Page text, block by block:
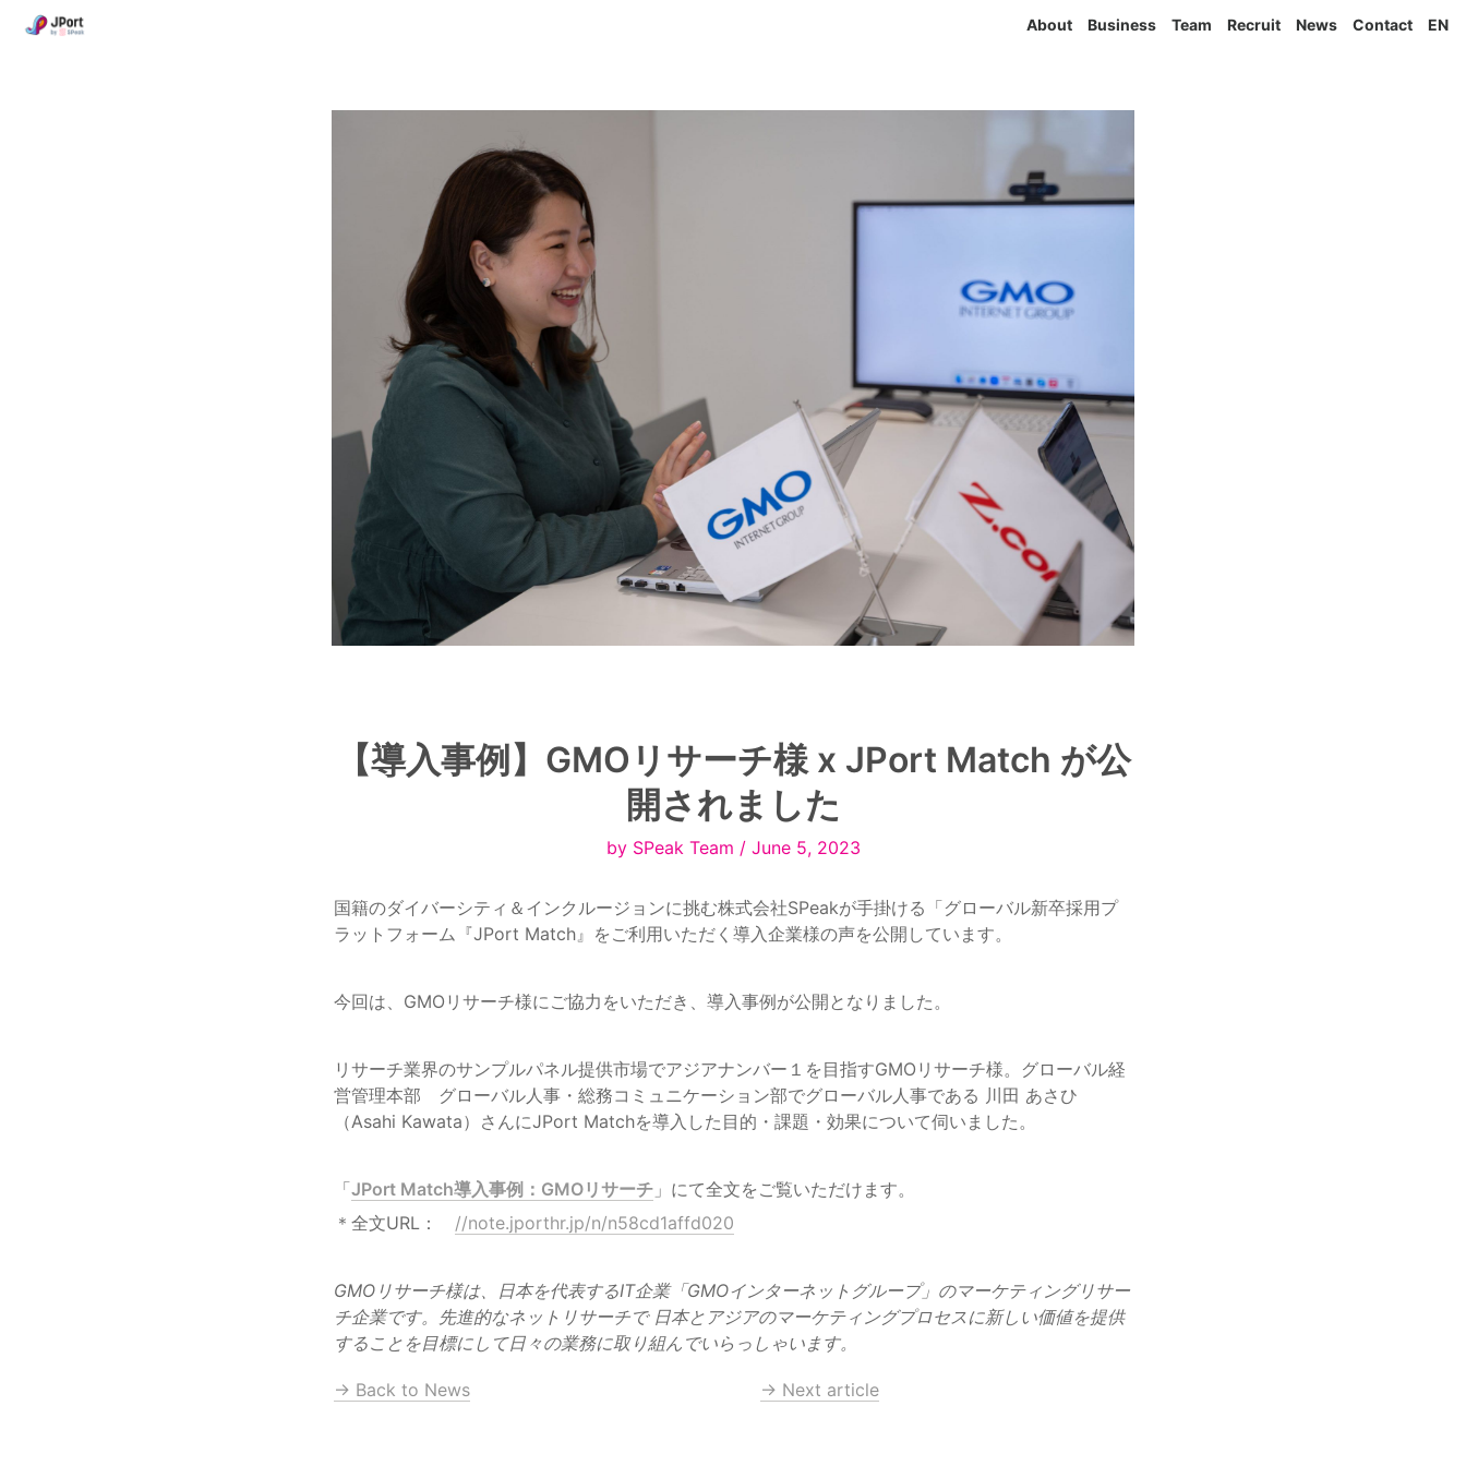
About Business Team Recruit News Contact EN
【導入事例】GMOリサーチ様 x JPort Match が公
開されました
by SPeak Team / June 5, 2023
国籍のダイバーシティ＆インクルージョンに挑む株式会社SPeakが手掛ける「グローバル新卒採用プ
ラットフォーム『JPort Match』をご利用いただく導入企業様の声を公開しています。
リサーチ業界のサンプルパネル提供市場でアジアナンバー１を目指すGMOリサーチ様。グローバル経
営管理本部　グローバル人事・総務コミュニケーション部でグローバル人事である 川田 あさひ
「JPort Match導入事例：GMOリサーチ 」にて全文をご覧いただけます。
＊全文URL： //note.jporthr.jp/n/n58cd1affd020
GMOリサーチ様は、日本を代表するIT企業「GMOインターネットグループ」のマーケティングリサー
チ企業です。先進的なネットリサーチで 日本とアジアのマーケティングプロセスに新しい価値を提供
することを目標にして日々の業務に取り組んでいらっしゃいます。
→ Back to News → Next article